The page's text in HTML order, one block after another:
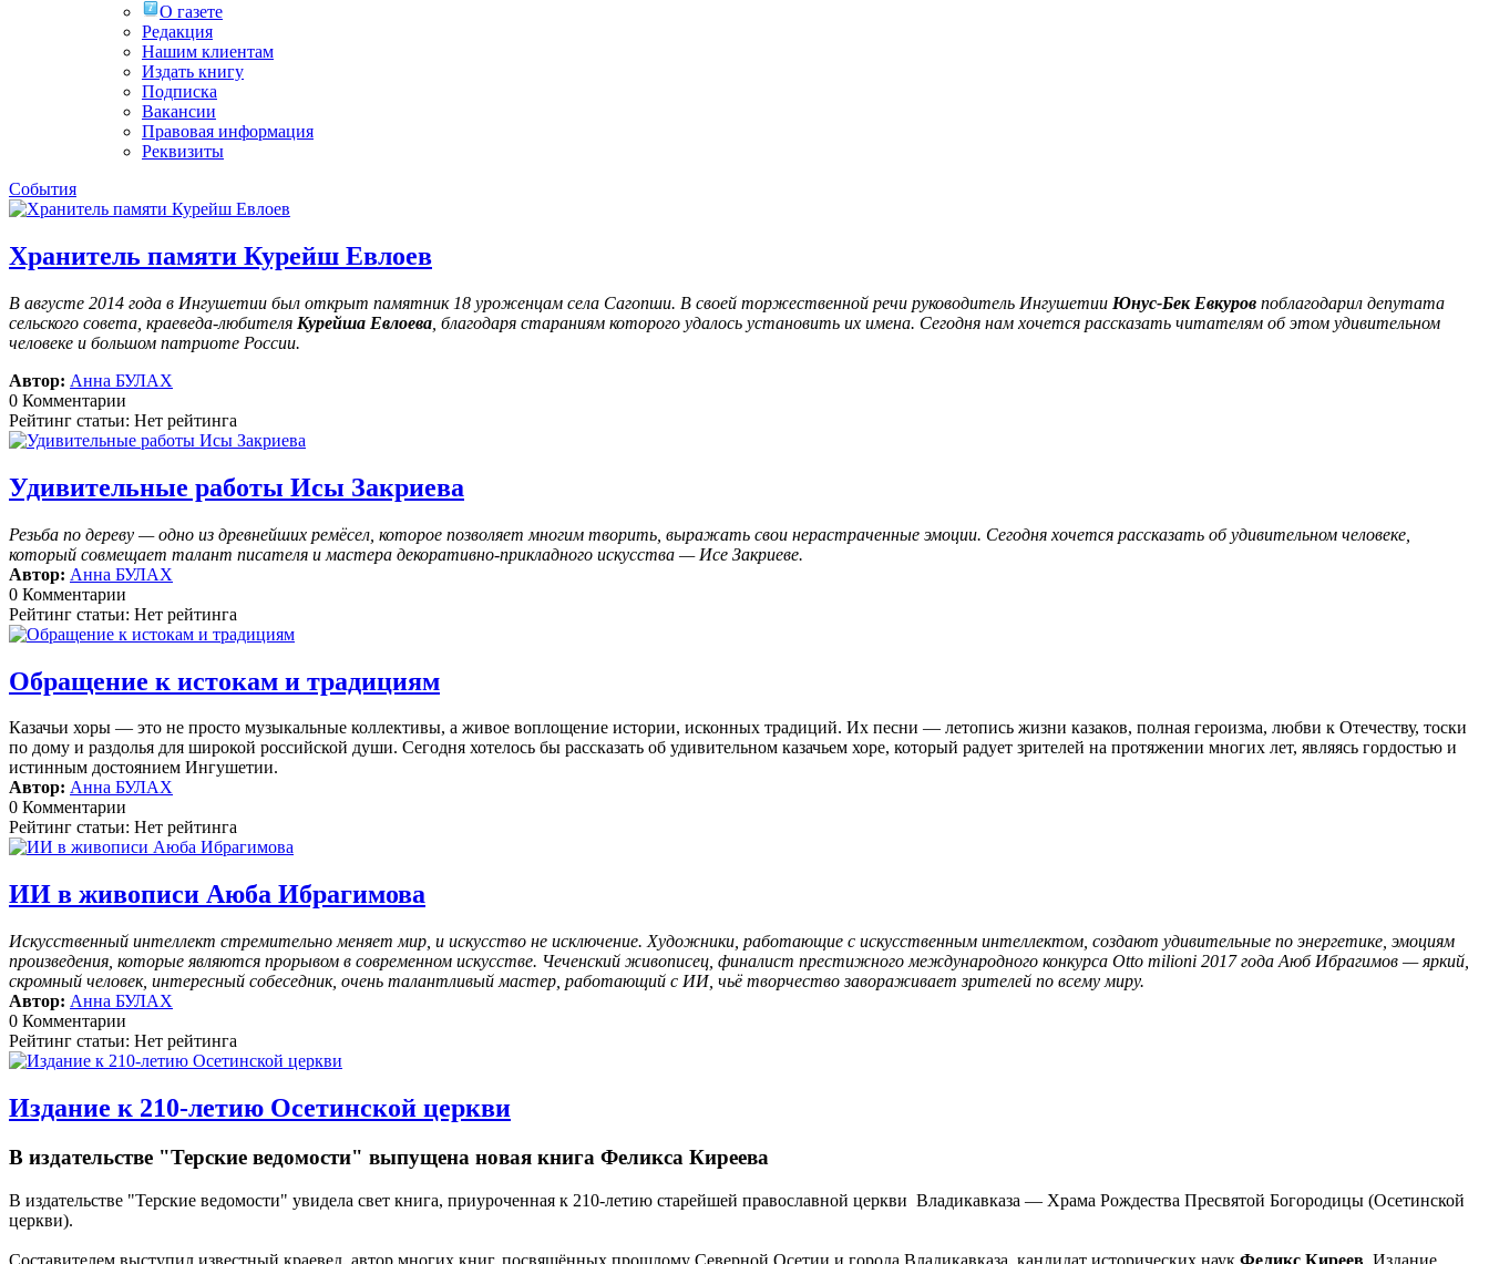
О газете
Редакция
Нашим клиентам
Издать книгу
Подписка
Вакансии
Правовая информация
Реквизиты
События
Хранитель памяти Курейш Евлоев
В августе 2014 года в Ингушетии был открыт памятник 18 уроженцам села Сагопши. В своей торжественной речи руководитель Ингушетии Юнус-Бек Евкуров поблагодарил депутата
сельского совета, краеведа-любителя Курейша Евлоева , благодаря стараниям которого удалось установить их имена. Сегодня нам хочется рассказать читателям об этом удивительном
человеке и большом патриоте России.
Автор: Анна БУЛАХ
0 Комментарии
Рейтинг статьи: Нет рейтинга
Удивительные работы Исы Закриева
Резьба по дереву — одно из древнейших ремёсел, которое позволяет многим творить, выражать свои нерастраченные эмоции. Сегодня хочется рассказать об удивительном человеке,
который совмещает талант писателя и мастера декоративно-прикладного искусства — Исе Закриеве.
Автор: Анна БУЛАХ
0 Комментарии
Рейтинг статьи: Нет рейтинга
Обращение к истокам и традициям
Казачьи хоры — это не просто музыкальные коллективы, а живое воплощение истории, исконных традиций. Их песни — летопись жизни казаков, полная героизма, любви к Отечеству, тоски
по дому и раздолья для широкой российской души. Сегодня хотелось бы рассказать об удивительном казачьем хоре, который радует зрителей на протяжении многих лет, являясь гордостью и
истинным достоянием Ингушетии.
Автор: Анна БУЛАХ
0 Комментарии
Рейтинг статьи: Нет рейтинга
ИИ в живописи Аюба Ибрагимова
Искусственный интеллект стремительно меняет мир, и искусство не исключение. Художники, работающие с искусственным интеллектом, создают удивительные по энергетике, эмоциям
произведения, которые являются прорывом в современном искусстве. Чеченский живописец, финалист престижного международного конкурса Otto milioni 2017 года Аюб Ибрагимов — яркий,
скромный человек, интересный собеседник, очень талантливый мастер, работающий с ИИ, чьё творчество завораживает зрителей по всему миру.
Автор: Анна БУЛАХ
0 Комментарии
Рейтинг статьи: Нет рейтинга
Издание к 210-летию Осетинской церкви
В издательстве "Терские ведомости" выпущена новая книга Феликса Киреева
В издательстве "Терские ведомости" увидела свет книга, приуроченная к 210-летию старейшей православной церкви Владикавказа — Храма Рождества Пресвятой Богородицы (Осетинской
церкви).
Составителем выступил известный краевед, автор многих книг, посвящённых прошлому Северной Осетии и города Владикавказа, кандидат исторических наук Феликс Киреев. Издание